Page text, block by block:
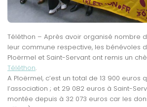
Téléthon – Après avoir organisé nombre
leur commune respective, les bénévoles
Ploërmel et Saint-Servant ont remis un
Téléthon.
A Ploërmel, c’est un total de 13 900 euros
l’association ; et 29 082 euros à Saint-
montée depuis à 32 073 euros car les